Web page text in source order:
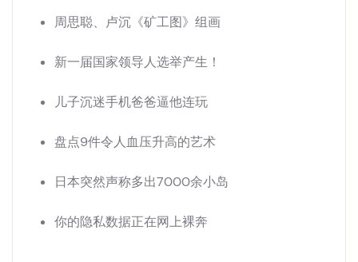
周思聪、卢沉《矿工图》组画
新一届国家领导人选举产生！
儿子沉迷手机爸爸逼他连玩
盘点9件令人血压升高的艺术
日本突然声称多出7000余小岛
你的隐私数据正在网上裸奔